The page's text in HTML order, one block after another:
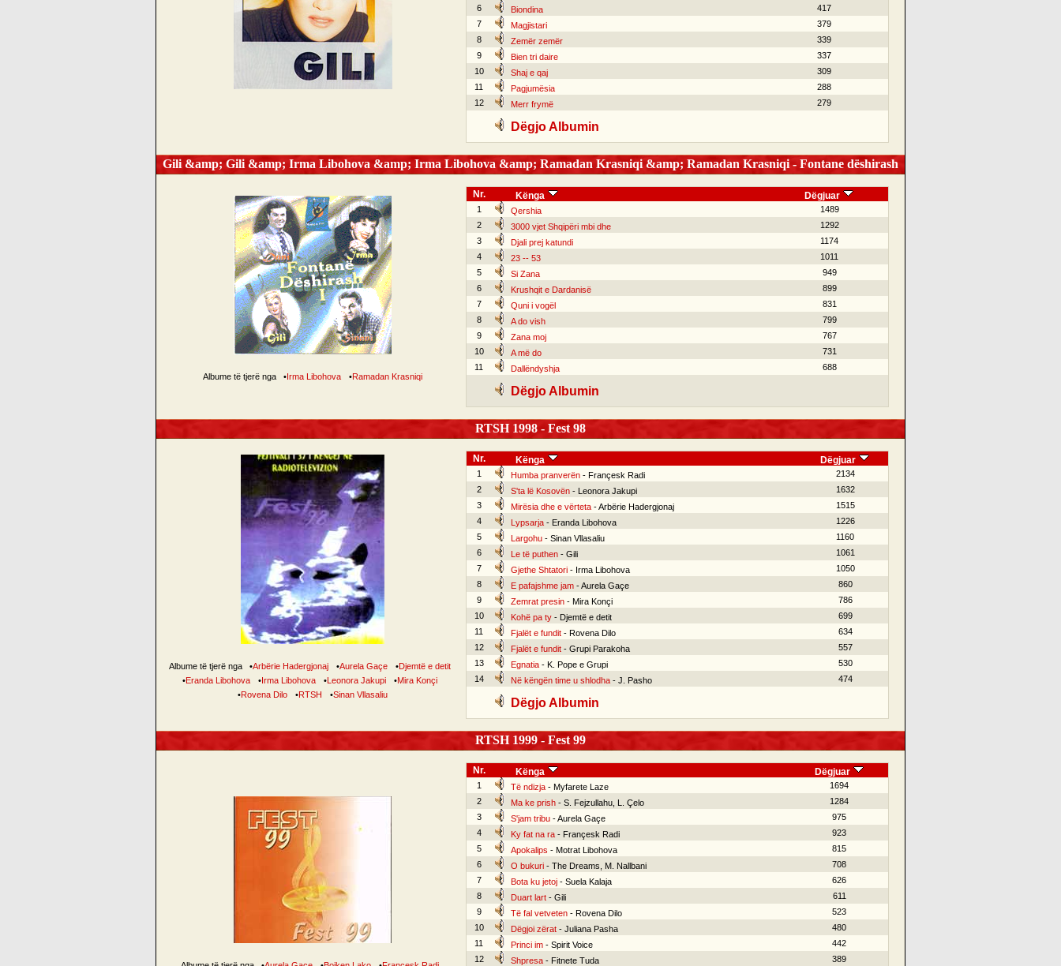
6
Biondina
417
7
Magjistari
379
8
Zemër zemër
339
9
Bien tri daire
337
10
Shaj e qaj
309
11
Pagjumësia
288
12
Merr frymë 279
Dëgjo Albumin
Gili &amp; Gili &amp; Irma Libohova &amp; Irma Libohova &amp; Ramadan Krasniqi &amp; Ramadan Krasniqi - Fontane dëshirash
Albume të tjerë nga •Irma Libohova •Ramadan Krasniqi
Nr. Kënga Dëgjuar
1 Qershia
1489
2
3000 vjet Shqipëri mbi dhe
1292
3
Djali prej katundi
1174
4
23 -- 53
1011
5
Si Zana
949
6
Krushqit e Dardanisë
899
7
Quni i vogël
831
8
A do vish
799
9
Zana moj
767
10
A më do
731
11
Dallëndyshja 688
Dëgjo Albumin
RTSH 1998 - Fest 98
Albume të tjerë nga •Arbërie Hadergjonaj •Aurela Gaçe •Djemtë e detit
•Eranda Libohova •Irma Libohova •Leonora Jakupi •Mira Konçi
•Rovena Dilo •RTSH •Sinan Vllasaliu
Nr. Kënga Dëgjuar
1 Humba pranverën- Françesk Radi
2134
2
S'ta lë Kosovën- Leonora Jakupi
1632
3
Mirësia dhe e vërteta- Arbërie Hadergjonaj
1515
4
Lypsarja- Eranda Libohova
1226
5
Largohu- Sinan Vllasaliu
1160
6
Le të puthen- Gili
1061
7
Gjethe Shtatori- Irma Libohova
1050
8
E pafajshme jam- Aurela Gaçe
860
9
Zemrat presin- Mira Konçi
786
10
Kohë pa ty- Djemtë e detit
699
11
Fjalët e fundit- Rovena Dilo
634
12
Fjalët e fundit- Grupi Parakoha
557
13
Egnatia- K. Pope e Grupi
530
14
Në këngën time u shlodha- J. Pasho 474
Dëgjo Albumin
RTSH 1999 - Fest 99
Nr. Kënga Dëgjuar
1 Të ndizja- Myfarete Laze
1694
2
Ma ke prish- S. Fejzullahu, L. Çelo
1284
3
S'jam tribu- Aurela Gaçe
975
4
Ky fat na ra- Françesk Radi
923
5
Apokalips - Motrat Libohova
815
6
O bukuri- The Dreams, M. Nallbani
708
7
Bota ku jetoj- Suela Kalaja
626
8
Duart lart- Gili
611
9
Të fal vetveten- Rovena Dilo
523
10
Dëgjoi zërat- Juliana Pasha
480
11
Princi im- Spirit Voice
442
12
Shpresa- Fitnete Tuda
389